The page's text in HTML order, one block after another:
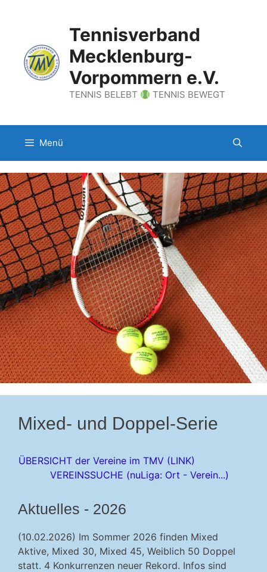
Tennisverband
Mecklenburg-
Vorpommern e.V.
TENNIS BELEBT TENNIS BEWEGT
Menü
Mixed- und Doppel-Serie
ÜBERSICHT der Vereine im TMV (LINK)
VEREINSSUCHE (nuLiga: Ort - Verein...)
Aktuelles - 2026
(10.02.2026) Im Sommer 2026 finden Mixed
Aktive, Mixed 30, Mixed 45, Weiblich 50 Doppel
statt. 4 Konkurrenzen neuer Rekord. Infos sind